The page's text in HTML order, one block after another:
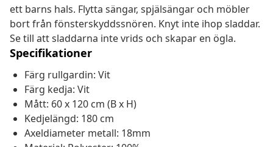
ett barns hals. Flytta sängar, spjälsängar och möbler
bort från fönsterskyddssnören. Knyt inte ihop sladdar.
Se till att sladdarna inte vrids och skapar en ögla.
Specifikationer
Färg rullgardin: Vit
Färg kedja: Vit
Mått: 60 x 120 cm (B x H)
Kedjelängd: 180 cm
Axeldiameter metall: 18mm